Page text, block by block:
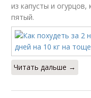
из капусты и
пятый.
Читать дальше →